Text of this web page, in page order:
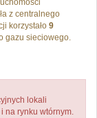
z centralnego
korzystało 9
gazu sieciowego.
lokali
na rynku wtórnym.